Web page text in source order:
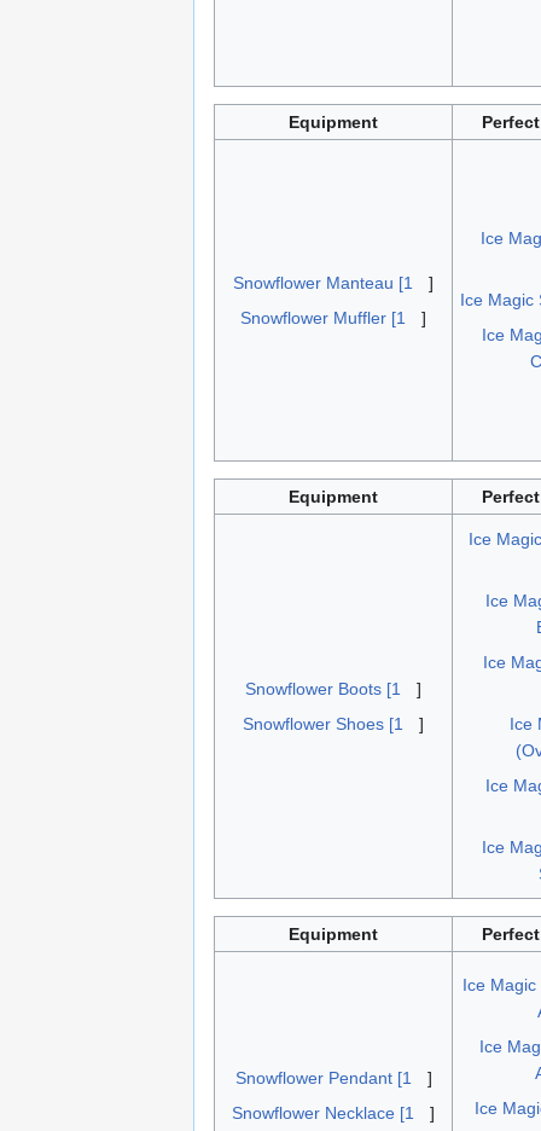
Equipment
Snowflower Manteau [1
]
Snowflower Muffler [1
]
Ice
Ice Magic
Ice
Equipment
Snowflower Boots [1
]
Snowflower Shoes [1
]
Ice
Ice
Ice
Ice
Ice
Ice
Equipment
Snowflower Pendant [1
]
Snowflower Necklace [1
]
Ice Magic
Ice
Ice